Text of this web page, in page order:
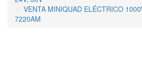
VENTA MINIQUAD ELÉCTRICO
7220AM